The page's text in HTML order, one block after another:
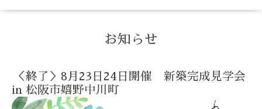
お知らせ
＜終了＞8月23日24日開催 新築完成見学会
in 松阪市嬉野中川町